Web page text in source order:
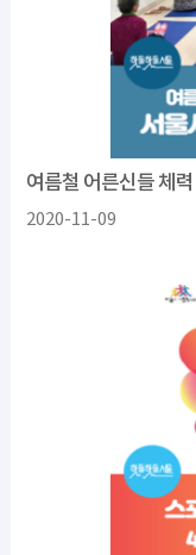
여름철 어른신들 체
2020-11-09